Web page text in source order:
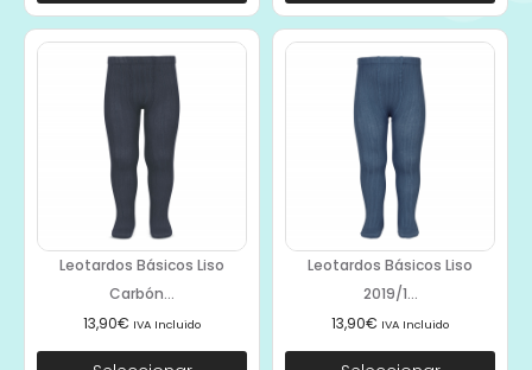
Leotardos Básicos Liso
Carbón...
13,90€ IVA Incluido
Leotardos Básicos Liso
2019/1...
13,90€ IVA Incluido